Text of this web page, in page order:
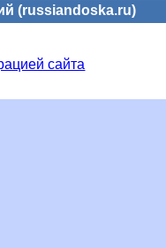
(russiandoska.ru)
сайта